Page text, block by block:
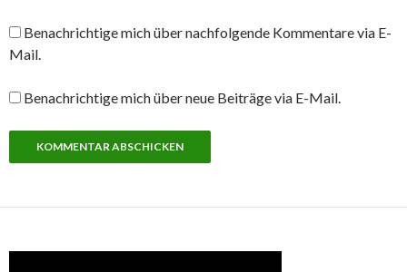
Benachrichtige mich über nachfolgende Kommentare via E-
Mail.
Benachrichtige mich über neue Beiträge via E-Mail.